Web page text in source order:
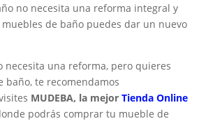
no necesita una reforma integral y
de baño puedes dar un nuevo
necesita una reforma, pero quieres
baño, te recomendamos
MUDEBA, la mejor Tienda Online
podrás comprar tu mueble de